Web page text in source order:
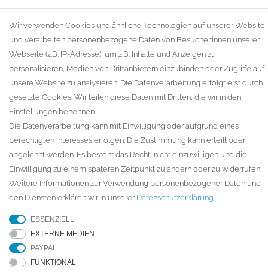
Warenkorb
Zur Kasse
KAUFVERTRAG WIDERRUFEN
UNTERNEHMEN
© Copyright 2026 ARTECH GmbH. Alle Rechte vorbehalten.
Wir verwenden Cookies und ähnliche Technologien auf unserer Website
und verarbeiten personenbezogene Daten von Besucher:innen unserer
Webseite (z.B. IP-Adresse), um z.B. Inhalte und Anzeigen zu
personalisieren, Medien von Drittanbietern einzubinden oder Zugriffe auf
unsere Website zu analysieren. Die Datenverarbeitung erfolgt erst durch
gesetzte Cookies. Wir teilen diese Daten mit Dritten, die wir in den
Einstellungen benennen.
Die Datenverarbeitung kann mit Einwilligung oder aufgrund eines
berechtigten Interesses erfolgen. Die Zustimmung kann erteilt oder
abgelehnt werden. Es besteht das Recht, nicht einzuwilligen und die
Einwilligung zu einem späteren Zeitpunkt zu ändern oder zu widerrufen.
Weitere Informationen zur Verwendung personenbezogener Daten und
den Diensten erklären wir in unserer Daten­schutz­erklärung.
ESSENZIELL
EXTERNE MEDIEN
PAYPAL
FUNKTIONAL